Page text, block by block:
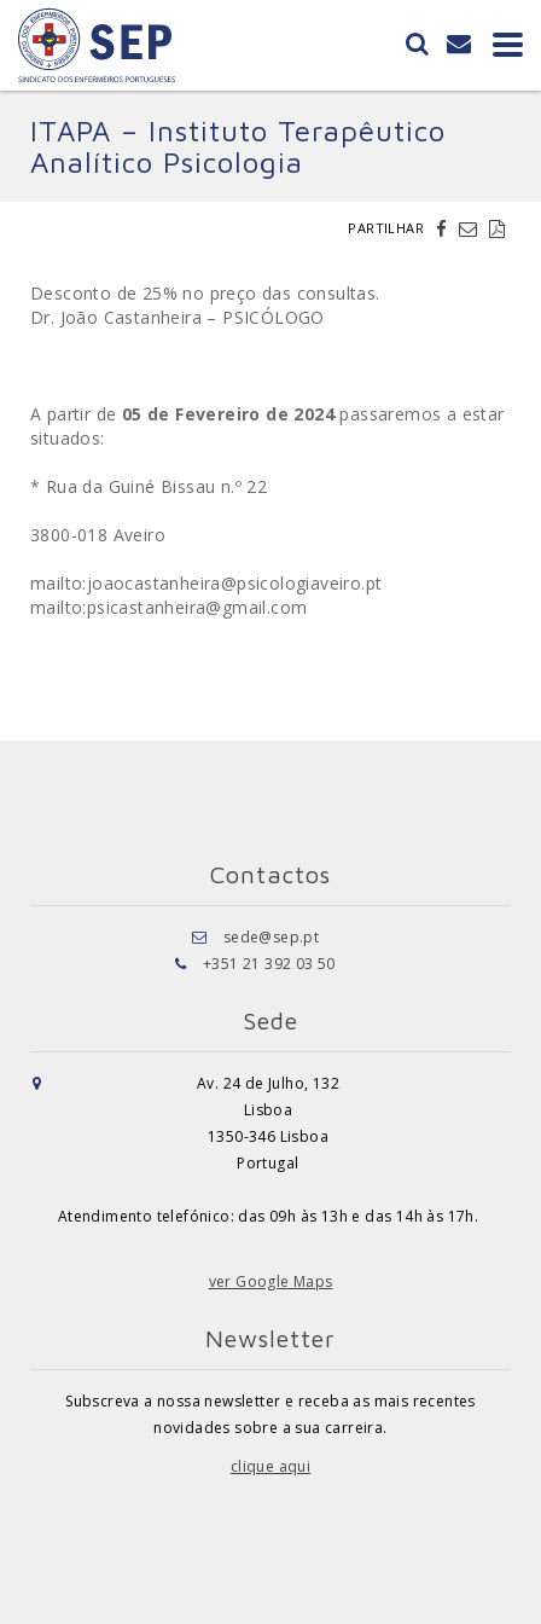
ITAPA – Instituto Terapêutico
Analítico Psicologia
PARTILHAR
Desconto de 25% no preço das consultas.
Dr. João Castanheira – PSICÓLOGO
A partir de 05 de Fevereiro de 2024passaremos a estar
situados:
* Rua da Guiné Bissau n.º 22
3800-018 Aveiro
mailto:joaocastanheira@psicologiaveiro.pt
mailto:psicastanheira@gmail.com
Contactos
sede@sep.pt
+351 21 392 03 50
Sede
Av. 24 de Julho, 132
Lisboa
1350-346 Lisboa
Portugal
Atendimento telefónico: das 09h às 13h e das 14h às 17h.
ver Google Maps
Newsletter
Subscreva a nossa newsletter e receba as mais recentes
novidades sobre a sua carreira.
clique aqui